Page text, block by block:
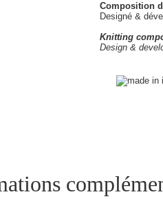
Composition
Designé &
Knitting
Design &